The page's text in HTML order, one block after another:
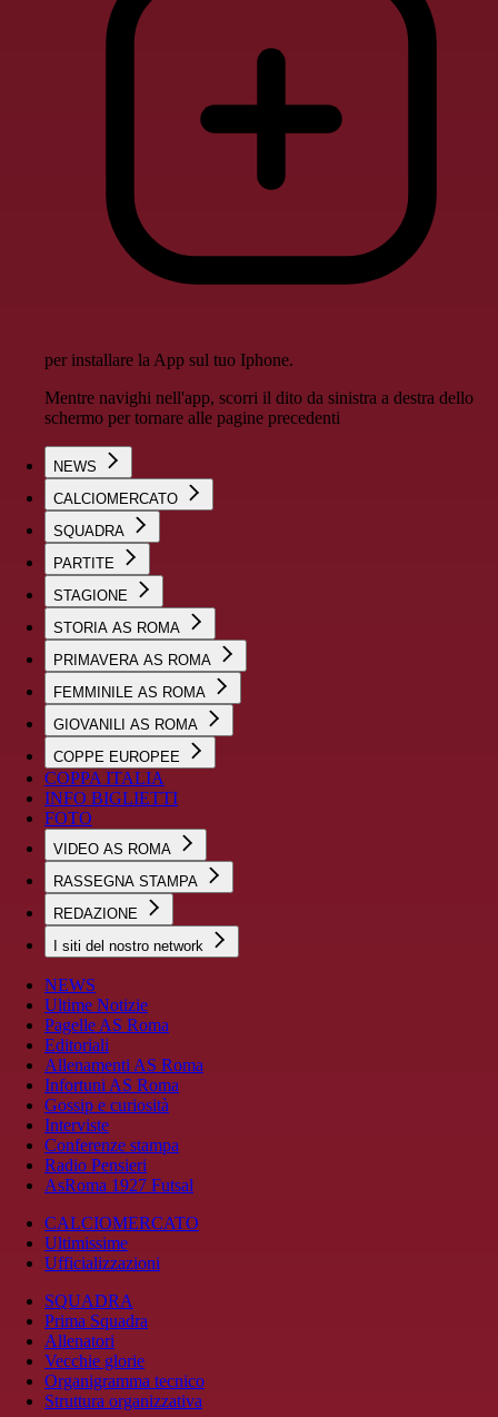
per installare la App sul tuo Iphone.
Mentre navighi nell'app, scorri il dito da sinistra a destra dello
schermo per tornare alle pagine precedenti
NEWS
CALCIOMERCATO
SQUADRA
PARTITE
STAGIONE
STORIA AS ROMA
PRIMAVERA AS ROMA
FEMMINILE AS ROMA
GIOVANILI AS ROMA
COPPE EUROPEE
COPPA ITALIA
INFO BIGLIETTI
FOTO
VIDEO AS ROMA
RASSEGNA STAMPA
REDAZIONE
I siti del nostro network
NEWS
Ultime Notizie
Pagelle AS Roma
Editoriali
Allenamenti AS Roma
Infortuni AS Roma
Gossip e curiosità
Interviste
Conferenze stampa
Radio Pensieri
AsRoma 1927 Futsal
CALCIOMERCATO
Ultimissime
Ufficializzazioni
SQUADRA
Prima Squadra
Allenatori
Vecchie glorie
Organigramma tecnico
Struttura organizzativa